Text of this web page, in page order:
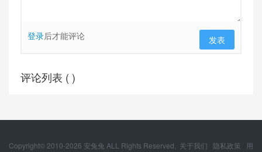
登录后才能评论 发表
评论列表 ( )
Copyright© 2010-2026 安兔兔 ALL Rights Reserved. 关于我们 隐私政策
用